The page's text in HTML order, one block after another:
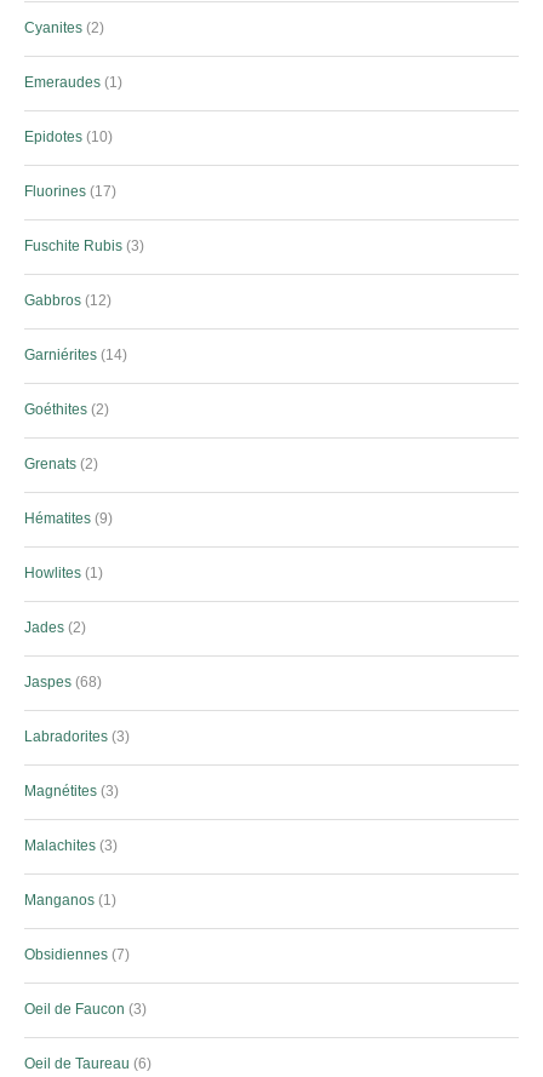
Cyanites 2
Emeraudes 1
Epidotes 10
Fluorines 17
Fuschite Rubis 3
Gabbros 12
Garniérites 14
Goéthites 2
Grenats 2
Hématites 9
Howlites 1
Jades 2
Jaspes 68
Labradorites 3
Magnétites 3
Malachites 3
Manganos 1
Obsidiennes 7
Oeil de Faucon 3
Oeil de Taureau 6